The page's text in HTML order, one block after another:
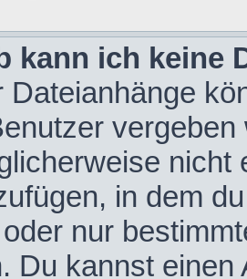
kann ich keine
Dateianhänge
nicht
in dem
nur
Du kannst